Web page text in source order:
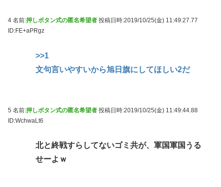
4 名前:押しボタン式の匿名希望者 投稿日時:2019/10/25(金) 11:49:27.77
ID:FE+aPRgz
>>1
文句言いやすいから旭日旗にしてほしい2だ
5 名前:押しボタン式の匿名希望者 投稿日時:2019/10/25(金) 11:49:44.88
ID:WchwaLt6
北と終戦すらしてないゴミ共が、軍国軍国うる
せーよｗ